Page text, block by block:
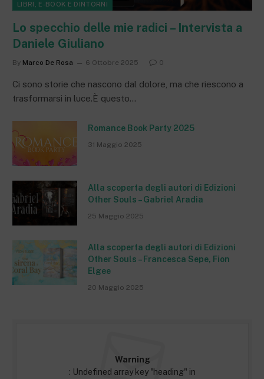
LIBRI, E-BOOK E DINTORNI
Lo specchio delle mie radici – Intervista a
Daniele Giuliano
By Marco De Rosa 6 Ottobre 2025 0
Ci sono storie che nascono dal dolore, ma che riescono a
trasformarsi in luce.È questo…
Romance Book Party 2025
31 Maggio 2025
Alla scoperta degli autori di Edizioni
Other Souls – Gabriel Aradia
25 Maggio 2025
Alla scoperta degli autori di Edizioni
Other Souls – Francesca Sepe, Fion
Elgee
20 Maggio 2025
Warning
: Undefined array key "heading" in